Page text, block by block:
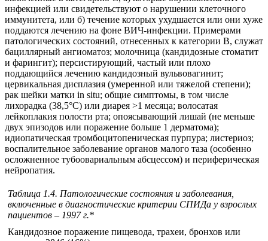
инфекцией или свидетельствуют о нарушении клеточного
иммунитета, или б) течение которых ухудшается или они хуже
поддаются лечению на фоне ВИЧ-инфекции. Примерами
патологических состояний, отнесенных к категории В, служат
бациллярный ангиоматоз; молочница (кандидозные стоматит
и фарингит); персистирующий, частый или плохо
поддающийся лечению кандидозный вульвовагинит;
цервикальная дисплазия (умеренной или тяжелой степени);
рак шейки матки in situ; общие симптомы, в том числе
лихорадка (38,5°С) или диарея >1 месяца; волосатая
лейкоплакия полости рта; опоясывающий лишай (не меньше
двух эпизодов или поражение больше 1 дерматома);
идиопатическая тромбоцитопеническая пурпура; листериоз;
воспалительное заболевание органов малого таза (особенно
осложненное тубоовариальным абсцессом) и периферическая
нейропатия.
Таблица 1.4. Патологические состояния и заболевания,
включенные в диагностические критерии СПИДа у взрослых
пациентов – 1997 г.*
Кандидозное поражение пищевода, трахеи, бронхов или